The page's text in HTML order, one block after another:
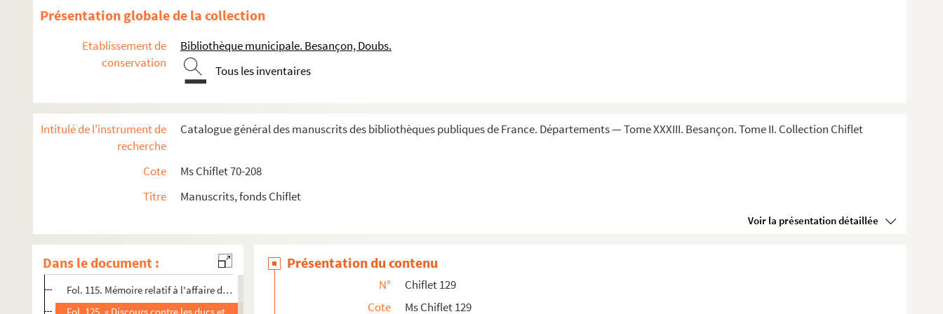
Présentation globale de la collection
Etablissement de
conservation
Bibliothèque municipale. Besançon, Doubs.
Tous les inventaires
Intitulé de l'instrument de
recherche
Catalogue général des manuscrits des bibliothèques publiques de France. Départements — Tome XXXIII. Besançon. Tome II. Collection Chiflet
Cote
Ms Chiflet 70-208
Titre
Manuscrits, fonds Chiflet
Voir la présentation détaillée
Dans le document :
Ms Chiflet 125. Pièces historiques diverses : copies de lettres espagnoles, pièces relatives à la Toison d'or
Ms Chiflet 126. « Recueil de minutes de lettres à la cour d'Espagne et à différentes personnes en charge, sur les af...
Ms Chiflet 127. « Recueil de lettres originales de M. Hopperus au roy d'Espagne »
Ms Chiflet 129. Pièces diverses concernant la noblesse, le Parlement, etc.
Fol. 1. « Table des pièces contenues dans ce recueil »
Fol. 75. Deux mémoires, le premier imprimé, sur les preuves nécessaires pour être reçu dans le chapitre de Sa...
Fol. 109. « Déclaration du Roy concernant l'assemblée des États de Bretagne, donnée à Versailles le 26 juin 17...
Fol. 111. Acte de protestation de la noblesse au sujet des prétentions des princes légitimés
Fol. 115. Mémoire relatif à l'affaire du duc de la Force : protestation des ducs et pairs contre les prétentio...
Présentation du contenu
N°
Chiflet 129
Cote
Ms Chiflet 129